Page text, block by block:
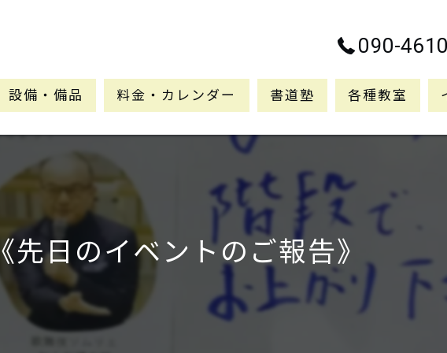
090-
設備・備品 料金・カレンダー 書道塾 各種教室
先日のイベントのご報告》